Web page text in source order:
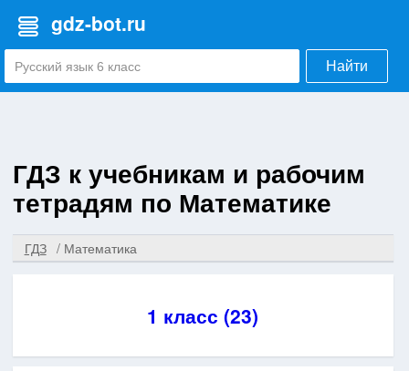
gdz-bot.ru
Найти
ГДЗ к учебникам и рабочим
тетрадям по Математике
ГДЗ Математика
1 класс (23)